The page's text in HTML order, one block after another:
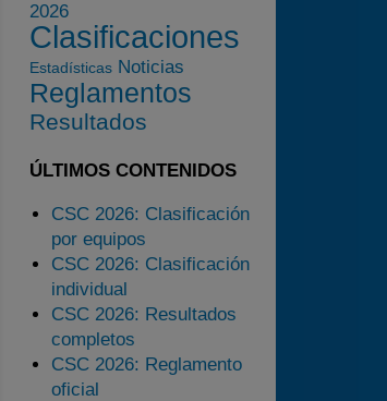
Preguntas Frecuentes
2026
Clasificaciones
Estadísticas Noticias
Reglamentos
Resultados
ÚLTIMOS CONTENIDOS
CSC 2026: Clasificación
por equipos
CSC 2026: Clasificación
individual
CSC 2026: Resultados
completos
CSC 2026: Reglamento
oficial